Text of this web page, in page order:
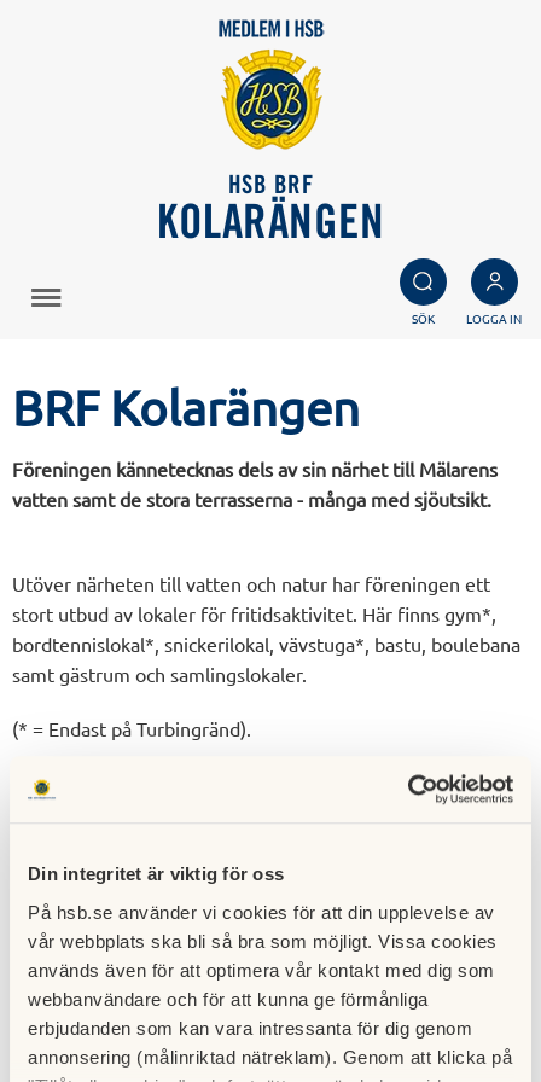
Din integritet är viktig för oss
På hsb.se använder vi cookies för att din upplevelse av
vår webbplats ska bli så bra som möjligt. Vissa cookies
används även för att optimera vår kontakt med dig som
webbanvändare och för att kunna ge förmånliga
erbjudanden som kan vara intressanta för dig genom
annonsering (målinriktad nätreklam). Genom att klicka på
HSB BRF
KOLARÄNGEN
SÖK LOGGA IN
BRF Kolarängen
Föreningen kännetecknas dels av sin närhet till Mälarens
vatten samt de stora terrasserna - många med sjöutsikt.
Utöver närheten till vatten och natur har föreningen ett
stort utbud av lokaler för fritidsaktivitet. Här finns gym*,
bordtennislokal*, snickerilokal, vävstuga*, bastu, boulebana
samt gästrum och samlingslokaler.
(* = Endast på Turbingränd).
Bekanta dig gärna mer med vår förening med hjälp av
Organisationsnummer: 716416-4951
Byggår: 1980-1981
Antal lägenheter: 319